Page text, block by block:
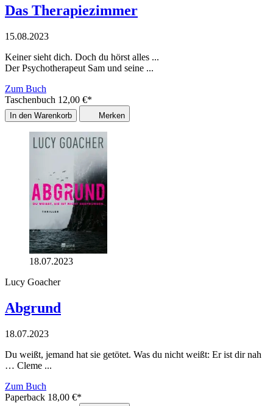
Das Therapiezimmer
15.08.2023
Keiner sieht dich. Doch du hörst alles ...
Der Psychotherapeut Sam und seine ...
Zum Buch
Taschenbuch 12,00 €*
In den Warenkorb Merken
18.07.2023
Lucy Goacher
Abgrund
18.07.2023
Du weißt, jemand hat sie getötet. Was du nicht weißt: Er ist dir nah
… Cleme ...
Zum Buch
Paperback 18,00 €*